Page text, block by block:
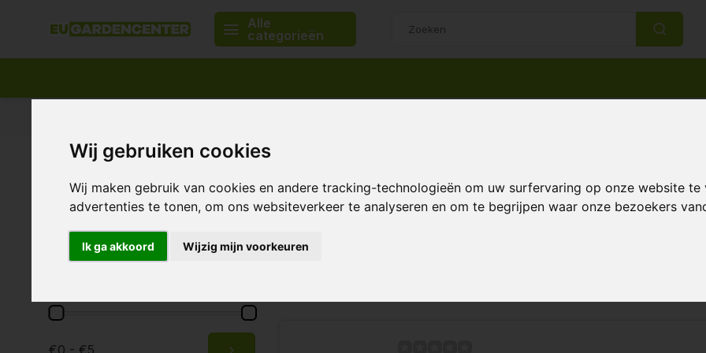
Wij gebruiken cookies
Wij maken gebruik van cookies en andere tracking-technologieën om uw surfervaring op onze website
advertenties te tonen, om ons websiteverkeer te analyseren en om te begrijpen waar onze bezoekers
Ik ga akkoord Wijzig mijn voorkeuren
Alle
categorieën
Home Merken Gronest
Merken
Gronest
€0 - €5
Gronest